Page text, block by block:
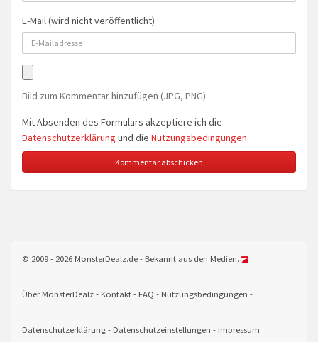
E-Mail (wird nicht veröffentlicht)
Bild zum Kommentar hinzufügen (JPG, PNG)
Mit Absenden des Formulars akzeptiere ich die
Datenschutzerklärung und die Nutzungsbedingungen.
© 2009 - 2026 MonsterDealz.de - Bekannt aus den Medien.
Über MonsterDealz Kontakt FAQ Nutzungsbedingungen
Datenschutzerklärung Datenschutzeinstellungen Impressum